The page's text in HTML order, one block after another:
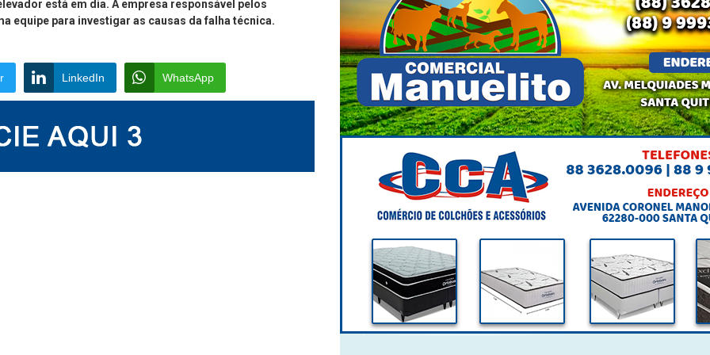
está em dia. A empresa responsável pelos
equipe para investigar as causas da falha técnica.
LinkedIn WhatsApp